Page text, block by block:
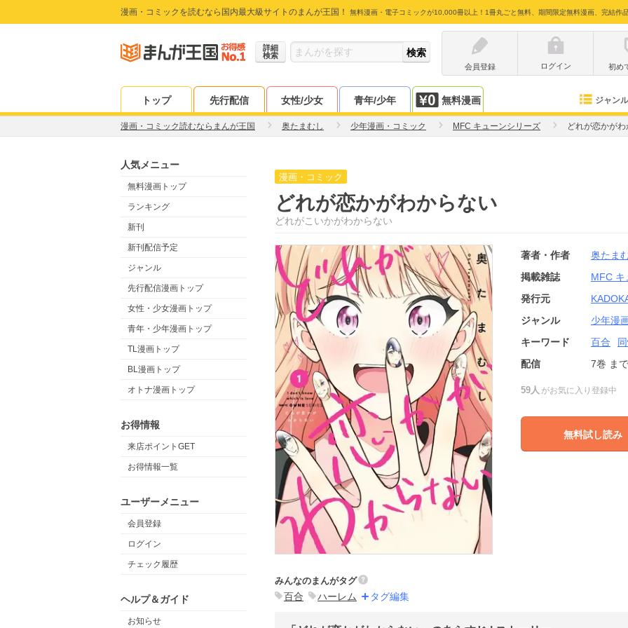
漫画・コミックを読むなら国内最大級サイトのまんが王国！ 無料漫画・電子コミックが10,000冊以上！1冊丸ごと無料、期間限定無料漫画、完結作
詳細
検索
会員登録
ログイン 初め
トップ 先行配信 女性/少女 青年/少年 無料漫画 ジャンル
漫画・コミック読むならまんが王国 奥たまむし 少年漫画・コミック MFC キューンシリーズ どれが恋かが
人気メニュー
無料漫画トップ
ランキング
新刊
新刊配信予定
ジャンル
先行配信漫画トップ
女性・少女漫画トップ
青年・少年漫画トップ
TL漫画トップ
BL漫画トップ
オトナ漫画トップ
お得情報
来店ポイントGET
お得情報一覧
ユーザーメニュー
会員登録
ログイン
チェック履歴
ヘルプ＆ガイド
お知らせ
漫画・コミック
どれが恋かがわからない
どれがこいかがわからない
著者・作者 奥たま
掲載雑誌
MFC キ
発行元
ジャンル
少年漫
キーワード
百合
配信
7巻 ま
59人 がお気に入り登録中
無料試し読み
みんなのまんがタグ
百合 ハーレム タグ編集